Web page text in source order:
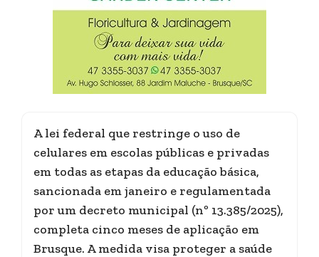
A lei federal que restringe o uso de
celulares em escolas públicas e privadas
em todas as etapas da educação básica,
sancionada em janeiro e regulamentada
por um decreto municipal (nº 13.385/2025),
completa cinco meses de aplicação em
Brusque. A medida visa proteger a saúde